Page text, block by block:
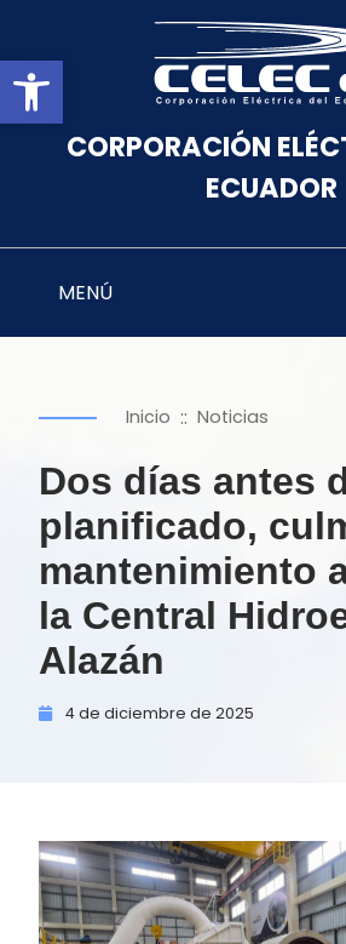
Abrir barra de
CORPORACIÓN
ECUADOR
MENÚ
Inicio :: Noticias
Dos días antes
planificado,
mantenimiento
la Central
Alazán
4 de diciembre de 2025